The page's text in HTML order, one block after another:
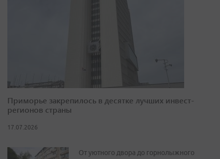
Приморье закрепилось в десятке лучших инвест-
регионов страны
17.07.2026
От уютного двора до горнолыжного